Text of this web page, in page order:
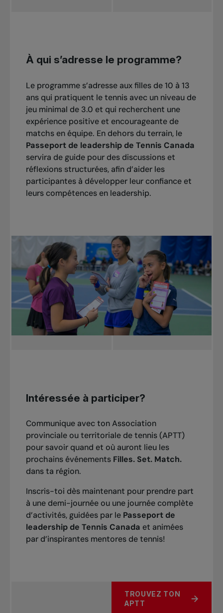
À qui s’adresse le programme?
Le programme s’adresse aux filles de 10 à 13
ans qui pratiquent le tennis avec un niveau de
jeu minimal de 3.0 et qui recherchent une
expérience positive et encourageante de
matchs en équipe. En dehors du terrain, le
Passeport de leadership de Tennis Canada
servira de guide pour des discussions et
réflexions structurées, afin d’aider les
participantes à développer leur confiance et
leurs compétences en leadership.
Intéressée à participer?
Communique avec ton Association
provinciale ou territoriale de tennis (APTT)
pour savoir quand et où auront lieu les
prochains événements Filles. Set. Match.
dans ta région.
Inscris-toi dès maintenant pour prendre part
à une demi-journée ou une journée complète
d’activités, guidées par le Passeport de
leadership de Tennis Canada et animées
par d’inspirantes mentores de tennis!
TROUVEZ TON
APTT